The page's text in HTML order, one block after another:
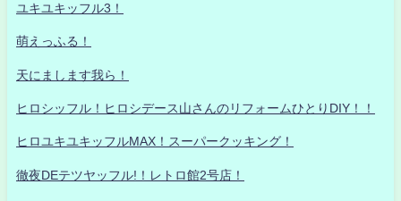
ユキユキッフル3！
萌えっふる！
天にまします我ら！
ヒロシッフル！ヒロシデース山さんのリフォームひとりDIY！！
ヒロユキユキッフルMAX！スーパークッキング！
徹夜DEテツヤッフル!！レトロ館2号店！